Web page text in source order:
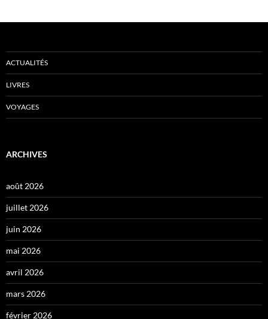
ACTUALITÉS
LIVRES
VOYAGES
ARCHIVES
août 2026
juillet 2026
juin 2026
mai 2026
avril 2026
mars 2026
février 2026